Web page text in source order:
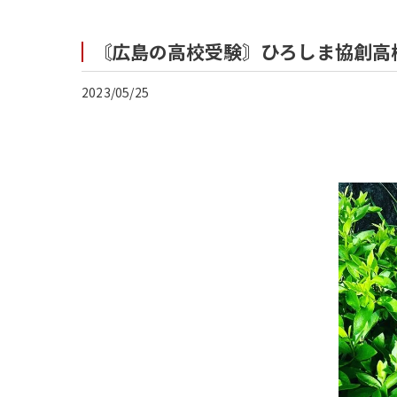
〘広島の高校受験〙ひろしま協創高
2023/05/25